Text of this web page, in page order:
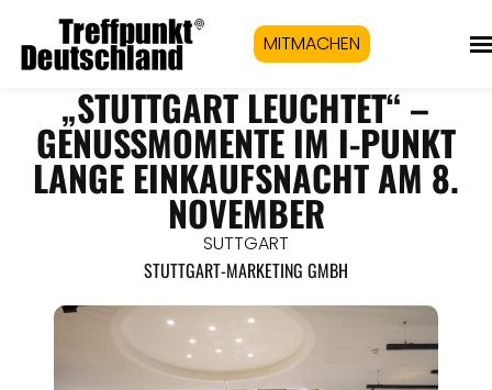
MITMACHEN
„STUTTGART LEUCHTET“ –
GENUSSMOMENTE IM I-PUNKT
LANGE EINKAUFSNACHT AM 8.
NOVEMBER
SUTTGART
STUTTGART-MARKETING GMBH